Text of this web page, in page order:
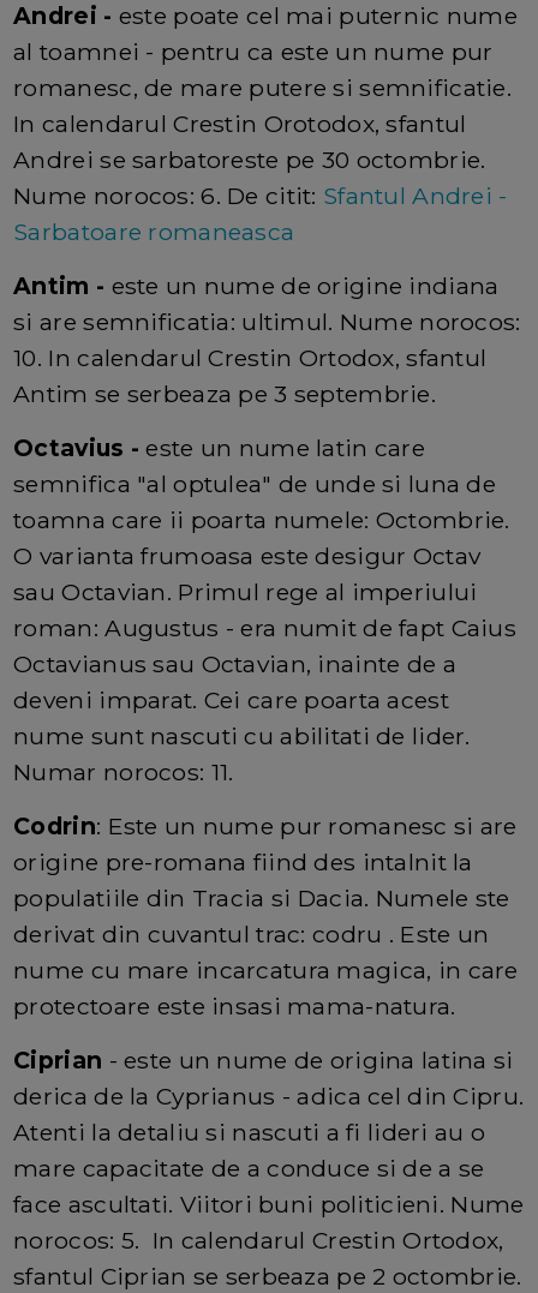
Andrei - este poate cel mai puternic nume
al toamnei - pentru ca este un nume pur
romanesc, de mare putere si semnificatie.
In calendarul Crestin Orotodox, sfantul
Andrei se sarbatoreste pe 30 octombrie.
Nume norocos: 6. De citit: Sfantul Andrei -
Sarbatoare romaneasca
Antim - este un nume de origine indiana
si are semnificatia: ultimul. Nume norocos:
10. In calendarul Crestin Ortodox, sfantul
Antim se serbeaza pe 3 septembrie.
Octavius -este un nume latin care
semnifica "al optulea" de unde si luna de
toamna care ii poarta numele: Octombrie.
O varianta frumoasa este desigur Octav
sau Octavian. Primul rege al imperiului
roman: Augustus - era numit de fapt Caius
Octavianus sau Octavian, inainte de a
deveni imparat. Cei care poarta acest
nume sunt nascuti cu abilitati de lider.
Numar norocos: 11.
Codrin: Este un nume pur romanesc si are
origine pre-romana fiind des intalnit la
populatiile din Tracia si Dacia. Numele ste
derivat din cuvantul trac: codru . Este un
nume cu mare incarcatura magica, in care
protectoare este insasi mama-natura.
Ciprian - este un nume de origina latina si
derica de la Cyprianus - adica cel din Cipru.
Atenti la detaliu si nascuti a fi lideri au o
mare capacitate de a conduce si de a se
face ascultati. Viitori buni politicieni. Nume
norocos: 5. In calendarul Crestin Ortodox,
sfantul Ciprian se serbeaza pe 2 octombrie.